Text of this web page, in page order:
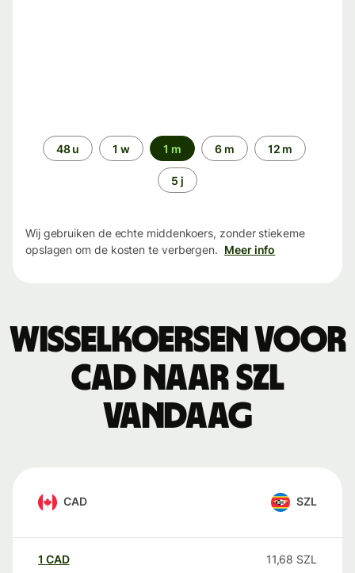
Periode48 u 1 w 1 m 6 m 12 m
5 j
Wij gebruiken de echte middenkoers, zonder stiekeme
opslagen om de kosten te verbergen. Meer info
Wisselkoersen voor
CAD naar SZL
vandaag
CAD SZL
1 CAD 11,68 SZL